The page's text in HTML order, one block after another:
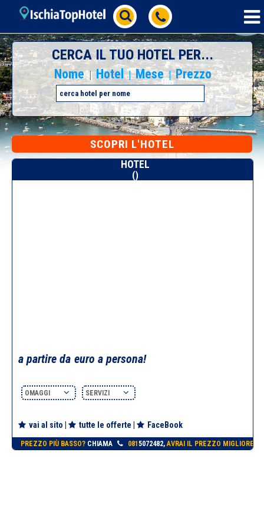
CERCA IL TUO HOTEL PER...
Nome | Hotel | Mese | Prezzo
SCOPRI L'HOTEL
HOTEL
()
a partire da euro a persona!
OMAGGI SERVIZI
vai al sito tutte le offerte FaceBook
PREZZO PIÙ BASSO?CHIAMA 081 5072482,AVRAI IL PREZZO MIGLIORE!